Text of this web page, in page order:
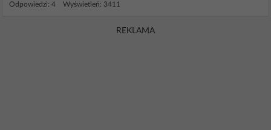
Odpowiedzi: 4 Wyświetleń: 3411
REKLAMA